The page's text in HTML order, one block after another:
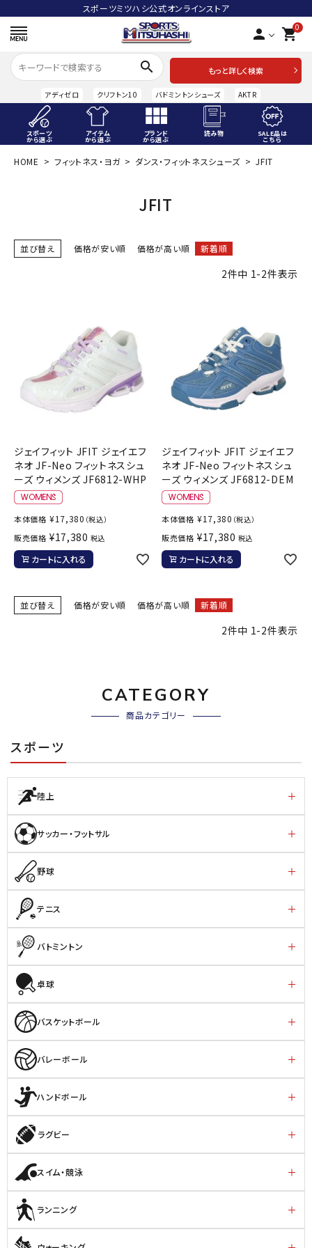
スポーツミツハシ公式オンラインストア
person 0
shopping_cart
search
もっと詳しく検索
アディゼロ クリフトン10 バドミントンシューズ AKTR
スポーツ
から選ぶ
アイテム
から選ぶ
ブランド
から選ぶ
読み物 SALE品は
こちら
ACCOUNT MENU
スポーツから選ぶ
SALE品はこちら
INFORMATIOM
お問い合わせ
メルマガ登録
特定商取引法
プライバシーポリシー
HOME フィットネス・ヨガ ダンス・フィットネスシューズ JFIT
JFIT
並び替え 価格が安い順 価格が高い順 新着順
2件中 1-2件表示
ジェイフィット JFIT ジェイエフ
ネオ JF-Neo フィットネスシュ
ーズ ウィメンズ JF6812-WHP
本体価格 ¥17,380 （税込）
販売価格 ¥17,380 税込
カートに入れる
ジェイフィット JFIT ジェイエフ
ネオ JF-Neo フィットネスシュ
ーズ ウィメンズ JF6812-DEM
本体価格 ¥17,380 （税込）
販売価格 ¥17,380 税込
カートに入れる
並び替え 価格が安い順 価格が高い順 新着順
2件中 1-2件表示
CATEGORY
商品カテゴリー
スポーツ
陸上
サッカー・フットサル
野球
テニス
バトミントン
卓球
バスケットボール
バレーボール
ハンドボール
ラグビー
スイム・競泳
ランニング